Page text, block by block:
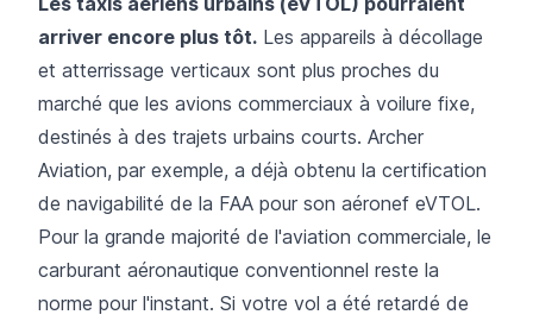
arriver encore plus tôt. Les appareils à décollage
et atterrissage verticaux sont plus proches du
marché que les avions commerciaux à voilure fixe,
destinés à des trajets urbains courts. Archer
Aviation, par exemple, a déjà obtenu la certification
de navigabilité de la FAA pour son aéronef eVTOL.
Pour la grande majorité de l'aviation commerciale, le
carburant aéronautique conventionnel reste la
norme pour l'instant. Si votre vol a été retardé de